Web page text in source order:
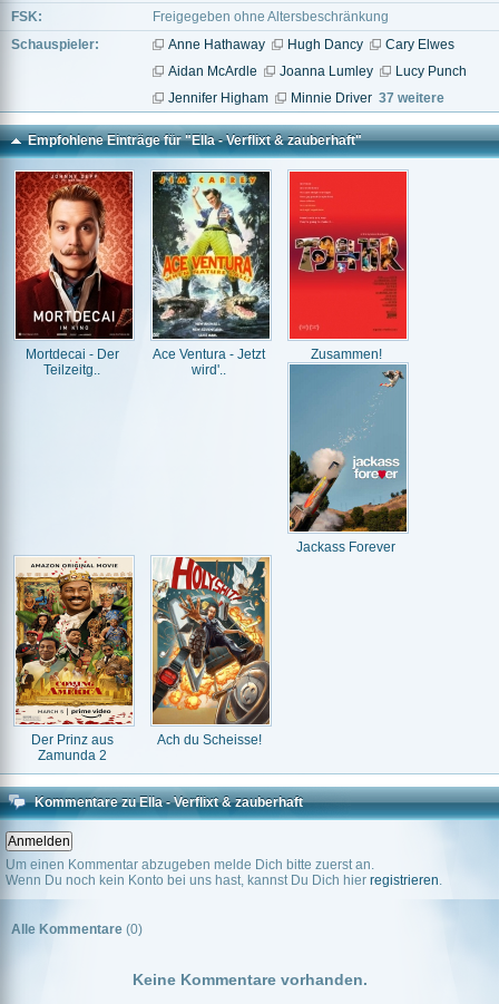
FSK:
Freigegeben ohne Altersbeschränkung
Schauspieler:
Anne Hathaway Hugh Dancy
Cary Elwes
Aidan McArdle
Joanna Lumley
Lucy Punch
Jennifer Higham
Minnie Driver 37 weitere
Empfohlene Einträge für "Ella - Verflixt & zauberhaft"
Mortdecai - Der
Teilzeitg..
Ace Ventura - Jetzt
wird'..
Zusammen!
Jackass Forever
Der Prinz aus
Zamunda 2
Ach du Scheisse!
Kommentare zu Ella - Verflixt & zauberhaft
Um einen Kommentar abzugeben melde Dich bitte zuerst an.
Wenn Du noch kein Konto bei uns hast, kannst Du Dich hier registrieren.
Alle Kommentare (0)
Keine Kommentare vorhanden.